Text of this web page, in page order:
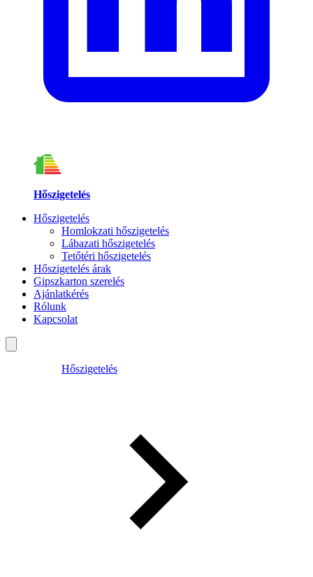
Hőszigetelés
Hőszigetelés
Homlokzati hőszigetelés
Lábazati hőszigetelés
Tetőtéri hőszigetelés
Hőszigetelés árak
Gipszkarton szerelés
Ajánlatkérés
Rólunk
Kapcsolat
Hőszigetelés